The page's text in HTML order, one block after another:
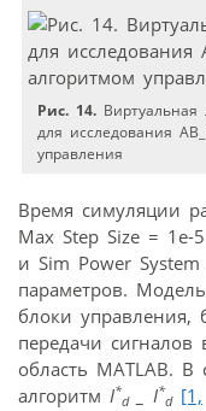
Рис. 14. Виртуальная
для исследования
управления
Время симуляции
Max Step Size = 1e-
и Sim Power
параметров.
блоки управления,
передачи
область МATLAB. В
алгоритм I*
d_ I*
d [1,